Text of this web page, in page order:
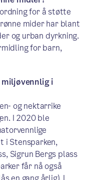
for å støtte
mider har blant
og urban dyrkning.
for barn,
miljøvennlig i
og nektarrike
I 2020 ble
i Stensparken,
Sigrun Bergs plass
får nå også